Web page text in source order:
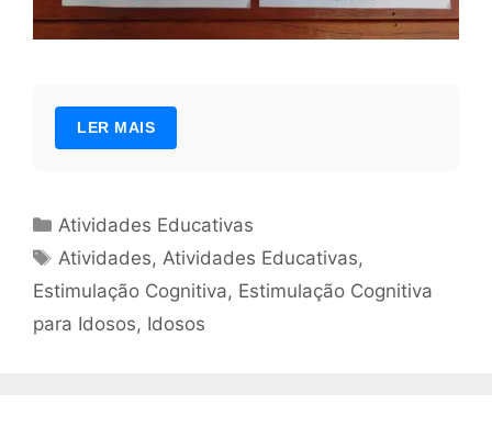
LER MAIS
Categorias
Atividades Educativas
Tags
Atividades,Atividades Educativas,
Estimulação Cognitiva, Estimulação Cognitiva
para Idosos, Idosos